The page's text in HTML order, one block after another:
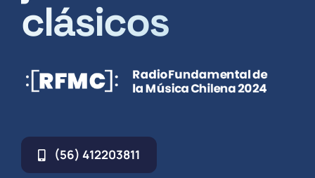
clásicos
(56) 412203811